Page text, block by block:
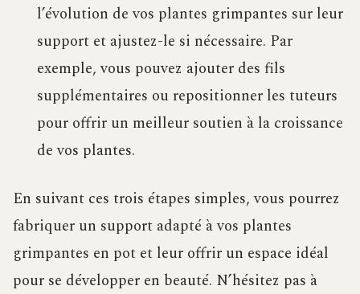
l’évolution de vos plantes grimpantes sur leur
support et ajustez-le si nécessaire. Par
exemple, vous pouvez ajouter des fils
supplémentaires ou repositionner les tuteurs
pour offrir un meilleur soutien à la croissance
de vos plantes.
En suivant ces trois étapes simples, vous pourrez
fabriquer un support adapté à vos plantes
grimpantes en pot et leur offrir un espace idéal
pour se développer en beauté. N’hésitez pas à